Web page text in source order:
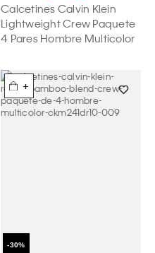
Calcetines Calvin Klein
Lightweight Crew Paquete
4 Pares Hombre Multicolor
+